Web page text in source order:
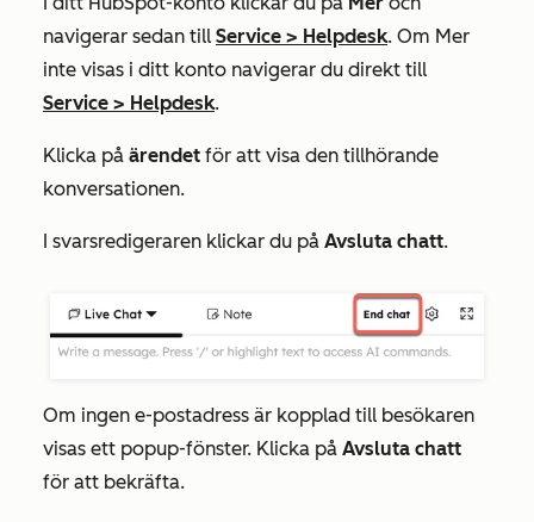
navigerar sedan till Service > Helpdesk. Om Mer
inte visas i ditt konto navigerar du direkt till
Service > Helpdesk.
Klicka på ärendet för att visa den tillhörande
konversationen.
I svarsredigeraren klickar du på Avsluta chatt.
Om ingen e-postadress är kopplad till besökaren
visas ett popup-fönster. Klicka på Avsluta chatt
för att bekräfta.